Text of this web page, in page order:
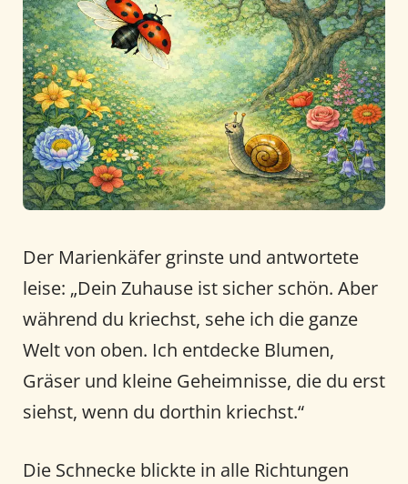
Der Marienkäfer grinste und antwortete
leise: „Dein Zuhause ist sicher schön. Aber
während du kriechst, sehe ich die ganze
Welt von oben. Ich entdecke Blumen,
Gräser und kleine Geheimnisse, die du erst
siehst, wenn du dorthin kriechst.“
Die Schnecke blickte in alle Richtungen